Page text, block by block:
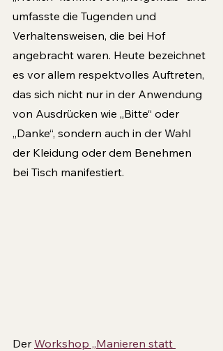
umfasste die Tugenden und
Verhaltensweisen, die bei Hof
angebracht waren. Heute bezeichnet
es vor allem respektvolles Auftreten,
das sich nicht nur in der Anwendung
von Ausdrücken wie „Bitte“ oder
„Danke“, sondern auch in der Wahl
der Kleidung oder dem Benehmen
bei Tisch manifestiert.
Der Workshop „Manieren statt